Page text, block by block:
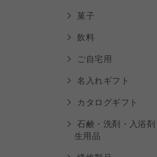
菓子
飲料
ご自宅用
名入れギフト
カタログギフト
石鹸・洗剤・入浴剤
生用品